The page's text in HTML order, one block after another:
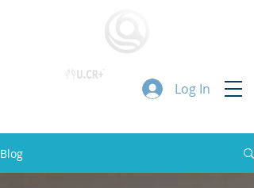
Log In
Blog